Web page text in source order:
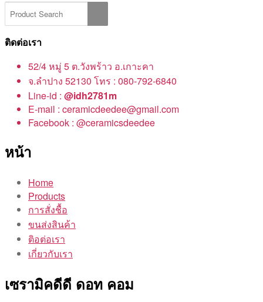
ติดต่อเรา
52/4 หมู่ 5 ต.วังพร้าว อ.เกาะคา
จ.ลำปาง 52130 โทร : 080-792-6840
Line-id : @idh2781m
E-mail : ceramicdeedee@gmail.com
Facebook : @ceramicsdeedee
หน้า
Home
Products
การสั่งชื้อ
ขนส่งสินค้า
ติอต่อเรา
เกี่ยวกับเรา
เซรามิคดีดี ดอท คอม